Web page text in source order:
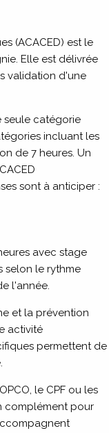
(ACACED) est le
Elle est délivrée
validation d'une
seule catégorie
incluant les
de 7 heures. Un
sont à anticiper :
avec stage
selon le rythme
l'année.
et la prévention
activité
permettent de
le CPF ou les
complément pour